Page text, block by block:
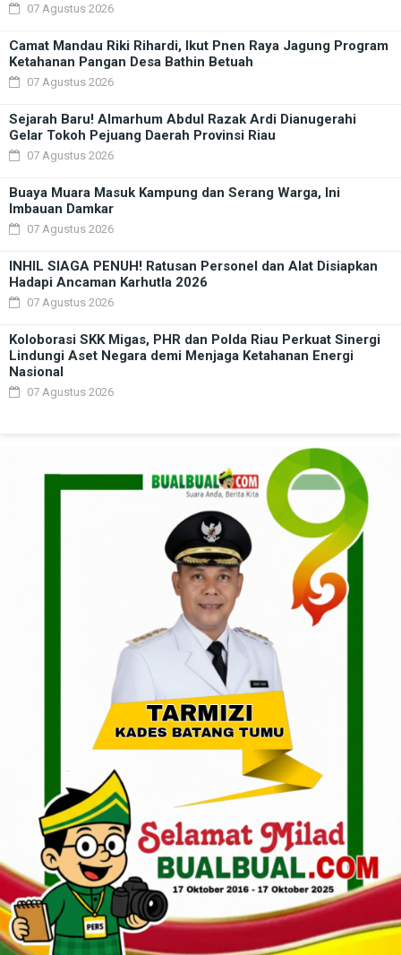
07 Agustus 2026
Camat Mandau Riki Rihardi, Ikut Pnen Raya Jagung Program
Ketahanan Pangan Desa Bathin Betuah
07 Agustus 2026
Sejarah Baru! Almarhum Abdul Razak Ardi Dianugerahi
Gelar Tokoh Pejuang Daerah Provinsi Riau
07 Agustus 2026
Buaya Muara Masuk Kampung dan Serang Warga, Ini
Imbauan Damkar
07 Agustus 2026
INHIL SIAGA PENUH! Ratusan Personel dan Alat Disiapkan
Hadapi Ancaman Karhutla 2026
07 Agustus 2026
Koloborasi SKK Migas, PHR dan Polda Riau Perkuat Sinergi
Lindungi Aset Negara demi Menjaga Ketahanan Energi
Nasional
07 Agustus 2026